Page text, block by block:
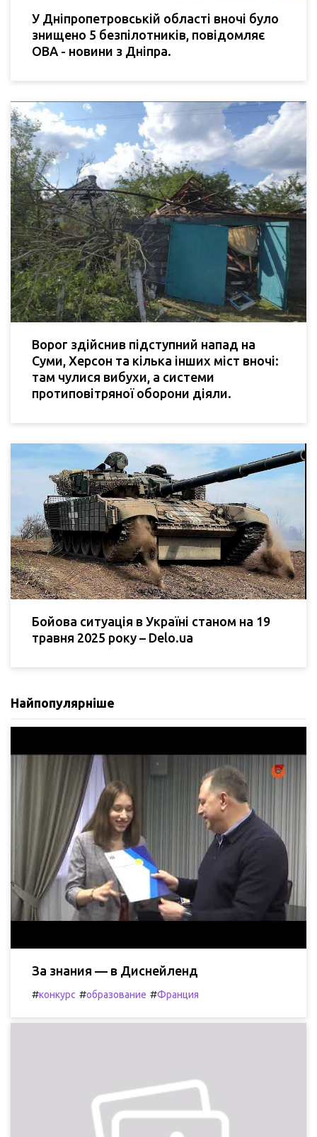
У Дніпропетровській області вночі було
знищено 5 безпілотників, повідомляє
ОВА - новини з Дніпра.
Ворог здійснив підступний напад на
Суми, Херсон та кілька інших міст вночі:
там чулися вибухи, а системи
протиповітряної оборони діяли.
Бойова ситуація в Україні станом на 19
травня 2025 року – Delo.ua
Найпопулярніше
За знания — в Диснейленд
#конкурс #образование #Франция